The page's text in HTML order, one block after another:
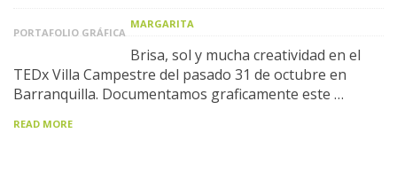
PORTAFOLIO GRÁFICA
MARGARITA
Brisa, sol y mucha creatividad en el
TEDx Villa Campestre del pasado 31 de octubre en
Barranquilla. Documentamos graficamente este …
READ MORE